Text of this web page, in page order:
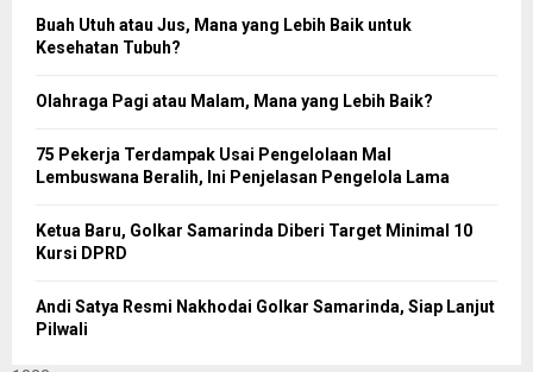
Buah Utuh atau Jus, Mana yang Lebih Baik untuk
Kesehatan Tubuh?
Olahraga Pagi atau Malam, Mana yang Lebih Baik?
75 Pekerja Terdampak Usai Pengelolaan Mal
Lembuswana Beralih, Ini Penjelasan Pengelola Lama
Ketua Baru, Golkar Samarinda Diberi Target Minimal 10
Kursi DPRD
Andi Satya Resmi Nakhodai Golkar Samarinda, Siap Lanjut
Pilwali